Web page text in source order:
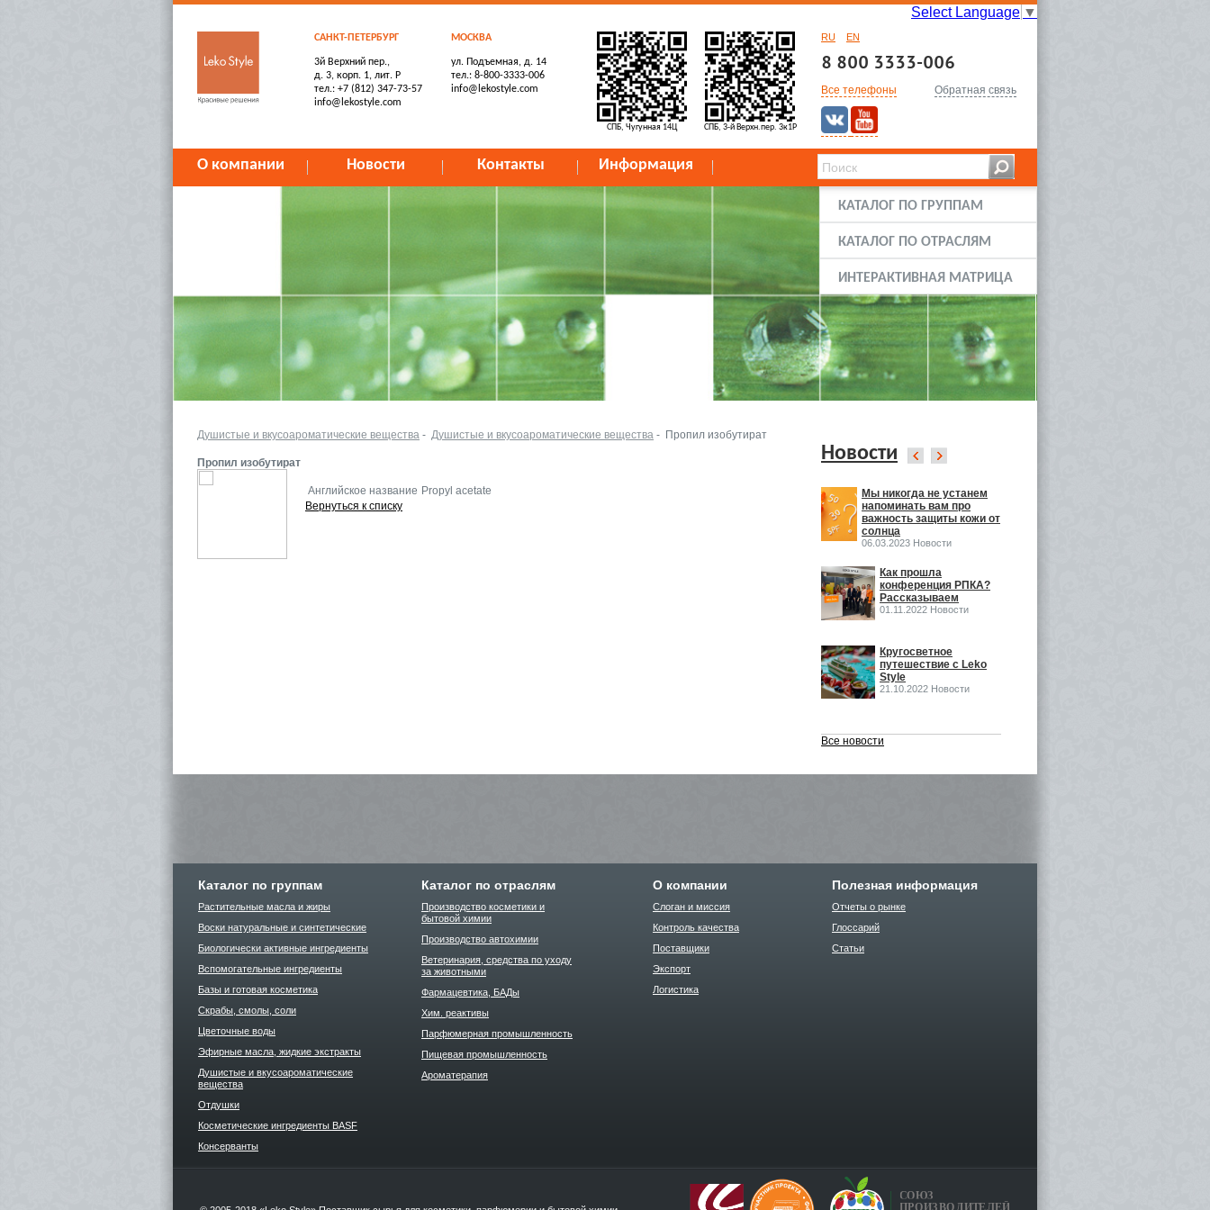
Select Language ▼
САНКТ-ПЕТЕРБУРГ
3й Верхний пер.,
д. 3, корп. 1, лит. Р
тел.: +7 (812) 347-73-57
info@lekostyle.com
МОСКВА
ул. Подъемная, д. 14
тел.: 8-800-3333-006
info@lekostyle.com
СПБ, Чугунная 14Ц СПБ, 3-й Верхн.пер. 3к1Р
RU EN
8 800 3333-006
Все телефоны Обратная связь
О компании Новости Контакты Информация
КАТАЛОГ ПО ГРУППАМ
КАТАЛОГ ПО ОТРАСЛЯМ
ИНТЕРАКТИВНАЯ МАТРИЦА
Душистые и вкусоароматические вещества - Душистые и вкусоароматические вещества - Пропил изобутират
Пропил изобутират
Английское название Propyl acetate
Вернуться к списку
Новости
Мы никогда не устанем
напоминать вам про
важность защиты кожи от
солнца
06.03.2023 Новости
Как прошла
конференция РПКА?
Рассказываем
01.11.2022 Новости
Кругосветное
путешествие с Leko
Style
21.10.2022 Новости
Все новости
Каталог по группам
Растительные масла и жиры
Воски натуральные и синтетические
Биологически активные ингредиенты
Вспомогательные ингредиенты
Базы и готовая косметика
Скрабы, смолы, соли
Цветочные воды
Эфирные масла, жидкие экстракты
Душистые и вкусоароматические
вещества
Отдушки
Косметические ингредиенты BASF
Консерванты
Каталог по отраслям
Производство косметики и
бытовой химии
Производство автохимии
Ветеринария, средства по уходу
за животными
Фармацевтика, БАДы
Хим. реактивы
Парфюмерная промышленность
Пищевая промышленность
Ароматерапия
О компании
Слоган и миссия
Контроль качества
Поставщики
Экспорт
Логистика
Полезная информация
Отчеты о рынке
Глоссарий
Статьи